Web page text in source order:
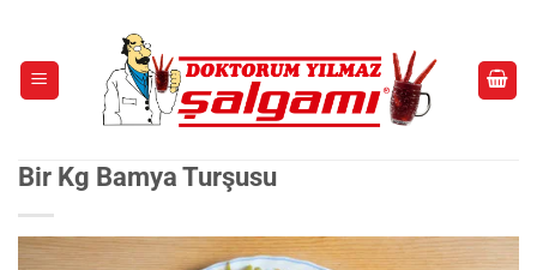
Bir Kg Bamya Turşusu